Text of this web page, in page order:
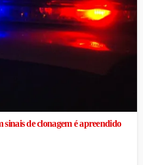
de clonagem é apreendido